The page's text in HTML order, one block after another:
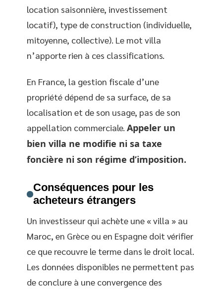
location saisonnière, investissement
locatif), type de construction (individuelle,
mitoyenne, collective). Le mot villa
n’apporte rien à ces classifications.
En France, la gestion fiscale d’une
propriété dépend de sa surface, de sa
localisation et de son usage, pas de son
appellation commerciale. Appeler un
bien villa ne modifie ni sa taxe
foncière ni son régime d’imposition.
Conséquences pour les
acheteurs étrangers
Un investisseur qui achète une « villa » au
Maroc, en Grèce ou en Espagne doit vérifier
ce que recouvre le terme dans le droit local.
Les données disponibles ne permettent pas
de conclure à une convergence des